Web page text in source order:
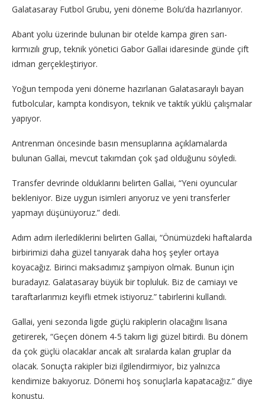
Galatasaray Futbol Grubu, yeni döneme Bolu’da hazırlanıyor.
Abant yolu üzerinde bulunan bir otelde kampa giren sarı-
kırmızılı grup, teknik yönetici Gabor Gallai idaresinde günde çift
idman gerçekleştiriyor.
Yoğun tempoda yeni döneme hazırlanan Galatasaraylı bayan
futbolcular, kampta kondisyon, teknik ve taktik yüklü çalışmalar
yapıyor.
Antrenman öncesinde basın mensuplarına açıklamalarda
bulunan Gallai, mevcut takımdan çok şad olduğunu söyledi.
Transfer devrinde olduklarını belirten Gallai, “Yeni oyuncular
bekleniyor. Bize uygun isimleri arıyoruz ve yeni transferler
yapmayı düşünüyoruz.” dedi.
Adım adım ilerlediklerini belirten Gallai, “Önümüzdeki haftalarda
birbirimizi daha güzel tanıyarak daha hoş şeyler ortaya
koyacağız. Birinci maksadımız şampiyon olmak. Bunun için
buradayız. Galatasaray büyük bir topluluk. Biz de camiayı ve
taraftarlarımızı keyifli etmek istiyoruz.” tabirlerini kullandı.
Gallai, yeni sezonda ligde güçlü rakiplerin olacağını lisana
getirerek, “Geçen dönem 4-5 takım ligi güzel bitirdi. Bu dönem
da çok güçlü olacaklar ancak alt sıralarda kalan gruplar da
olacak. Sonuçta rakipler bizi ilgilendirmiyor, biz yalnızca
kendimize bakıyoruz. Dönemi hoş sonuçlarla kapatacağız.” diye
konuştu.